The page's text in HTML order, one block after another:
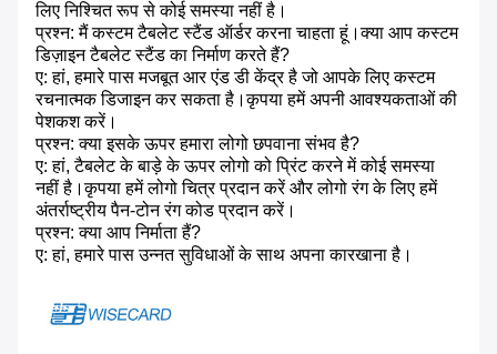
लिए निश्चित रूप से कोई समस्या नहीं है।
प्रश्न: मैं कस्टम टैबलेट स्टैंड ऑर्डर करना चाहता हूं।क्या आप कस्टम
डिज़ाइन टैबलेट स्टैंड का निर्माण करते हैं?
ए: हां, हमारे पास मजबूत आर एंड डी केंद्र है जो आपके लिए कस्टम
रचनात्मक डिजाइन कर सकता है।कृपया हमें अपनी आवश्यकताओं की
पेशकश करें।
प्रश्न: क्या इसके ऊपर हमारा लोगो छपवाना संभव है?
ए: हां, टैबलेट के बाड़े के ऊपर लोगो को प्रिंट करने में कोई समस्या
नहीं है।कृपया हमें लोगो चित्र प्रदान करें और लोगो रंग के लिए हमें
अंतर्राष्ट्रीय पैन-टोन रंग कोड प्रदान करें।
प्रश्न: क्या आप निर्माता हैं?
ए: हां, हमारे पास उन्नत सुविधाओं के साथ अपना कारखाना है।